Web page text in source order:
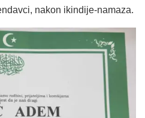
nakon ikindije-namaza.